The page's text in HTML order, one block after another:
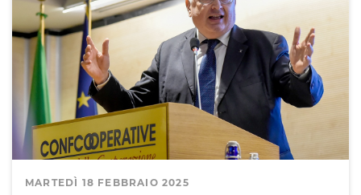
MARTEDÌ 18 FEBBRAIO 2025